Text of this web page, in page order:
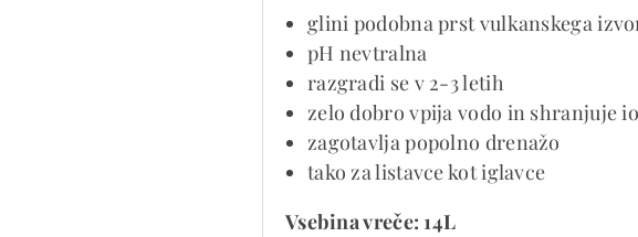
glini podobna prst vulkanskega
pH nevtralna
razgradi se v 2-3 letih
zelo dobro vpija vodo in shranjuje
zagotavlja popolno drenažo
tako za listavce kot iglavce
Vsebina vreče: 14L